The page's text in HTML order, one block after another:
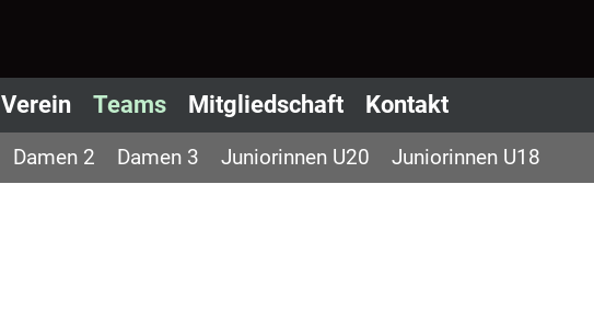
Verein Teams Mitgliedschaft Kontakt
Damen 2 Damen 3 Juniorinnen U20 Juniorinnen U18